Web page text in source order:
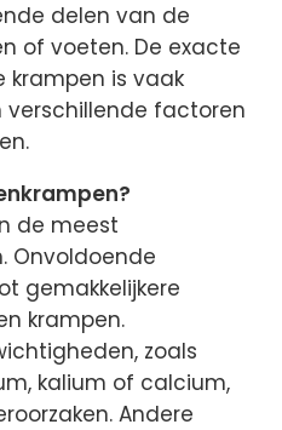
delen van de
of voeten. De exacte
krampen is vaak
verschillende factoren
de meest
Onvoldoende
gemakkelijkere
krampen.
zoals
kalium of calcium,
Andere